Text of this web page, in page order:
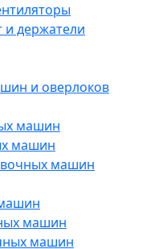
и держатели
и оверлоков
машин
машин
машин
машин
машин